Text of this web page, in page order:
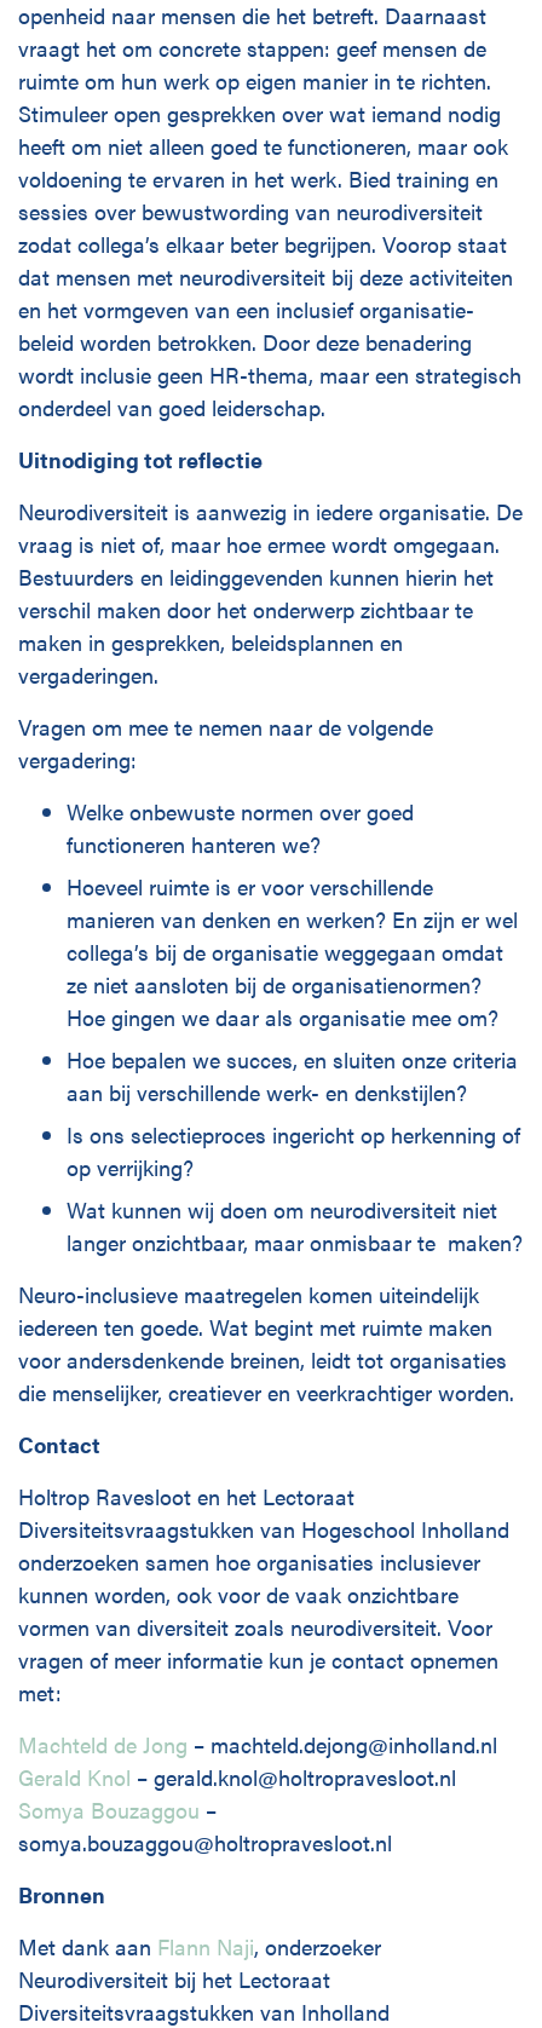
openheid naar mensen die het betreft. Daarnaast
vraagt het om concrete stappen: geef mensen de
ruimte om hun werk op eigen manier in te richten.
Stimuleer open gesprekken over wat iemand nodig
heeft om niet alleen goed te functioneren, maar ook
voldoening te ervaren in het werk. Bied training en
sessies over bewustwording van neurodiversiteit
zodat collega’s elkaar beter begrijpen. Voorop staat
dat mensen met neurodiversiteit bij deze activiteiten
en het vormgeven van een inclusief organisatie-
beleid worden betrokken. Door deze benadering
wordt inclusie geen HR-thema, maar een strategisch
onderdeel van goed leiderschap.
Uitnodiging tot reflectie
Neurodiversiteit is aanwezig in iedere organisatie. De
vraag is niet of, maar hoe ermee wordt omgegaan.
Bestuurders en leidinggevenden kunnen hierin het
verschil maken door het onderwerp zichtbaar te
maken in gesprekken, beleidsplannen en
vergaderingen.
Vragen om mee te nemen naar de volgende
vergadering:
Welke onbewuste normen over goed
functioneren hanteren we?
Hoeveel ruimte is er voor verschillende
manieren van denken en werken? En zijn er wel
collega’s bij de organisatie weggegaan omdat
ze niet aansloten bij de organisatienormen?
Hoe gingen we daar als organisatie mee om?
Hoe bepalen we succes, en sluiten onze criteria
aan bij verschillende werk- en denkstijlen?
Is ons selectieproces ingericht op herkenning of
op verrijking?
Wat kunnen wij doen om neurodiversiteit niet
langer onzichtbaar, maar onmisbaar te maken?
Neuro-inclusieve maatregelen komen uiteindelijk
iedereen ten goede. Wat begint met ruimte maken
voor andersdenkende breinen, leidt tot organisaties
die menselijker, creatiever en veerkrachtiger worden.
Contact
Holtrop Ravesloot en het Lectoraat
Diversiteitsvraagstukken van Hogeschool Inholland
onderzoeken samen hoe organisaties inclusiever
kunnen worden, ook voor de vaak onzichtbare
vormen van diversiteit zoals neurodiversiteit. Voor
vragen of meer informatie kun je contact opnemen
met:
Machteld de Jong – machteld.dejong@inholland.nl
Gerald Knol – gerald.knol@holtropravesloot.nl
Somya Bouzaggou –
somya.bouzaggou@holtropravesloot.nl
Bronnen
Met dank aan Flann Naji, onderzoeker
Neurodiversiteit bij het Lectoraat
Diversiteitsvraagstukken van Inholland